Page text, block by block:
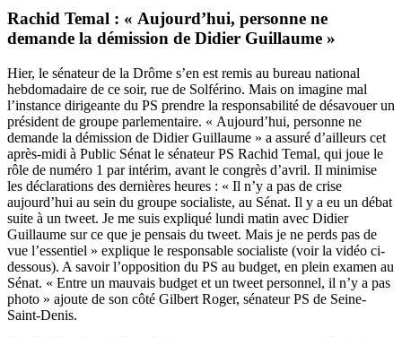
Rachid Temal : « Aujourd’hui, personne ne
demande la démission de Didier Guillaume »
Hier, le sénateur de la Drôme s’en est remis au bureau national
hebdomadaire de ce soir, rue de Solférino. Mais on imagine mal
l’instance dirigeante du PS prendre la responsabilité de désavouer un
président de groupe parlementaire. « Aujourd’hui, personne ne
demande la démission de Didier Guillaume » a assuré d’ailleurs cet
après-midi à Public Sénat le sénateur PS Rachid Temal, qui joue le
rôle de numéro 1 par intérim, avant le congrès d’avril. Il minimise
les déclarations des dernières heures : « Il n’y a pas de crise
aujourd’hui au sein du groupe socialiste, au Sénat. Il y a eu un débat
suite à un tweet. Je me suis expliqué lundi matin avec Didier
Guillaume sur ce que je pensais du tweet. Mais je ne perds pas de
vue l’essentiel » explique le responsable socialiste (voir la vidéo ci-
dessous). A savoir l’opposition du PS au budget, en plein examen au
Sénat. « Entre un mauvais budget et un tweet personnel, il n’y a pas
photo » ajoute de son côté Gilbert Roger, sénateur PS de Seine-
Saint-Denis.